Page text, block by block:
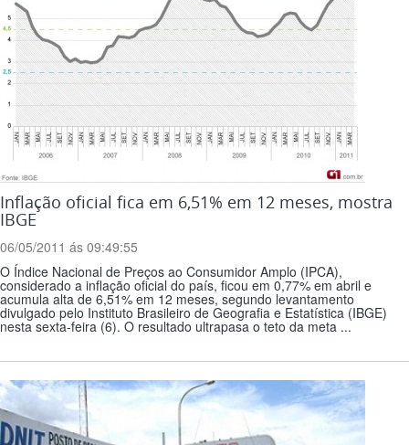
Inflação oficial fica em 6,51% em 12 meses, mostra
IBGE
06/05/2011 ás 09:49:55
O Índice Nacional de Preços ao Consumidor Amplo (IPCA),
considerado a inflação oficial do país, ficou em 0,77% em abril e
acumula alta de 6,51% em 12 meses, segundo levantamento
divulgado pelo Instituto Brasileiro de Geografia e Estatística (IBGE)
nesta sexta-feira (6). O resultado ultrapasa o teto da meta ...